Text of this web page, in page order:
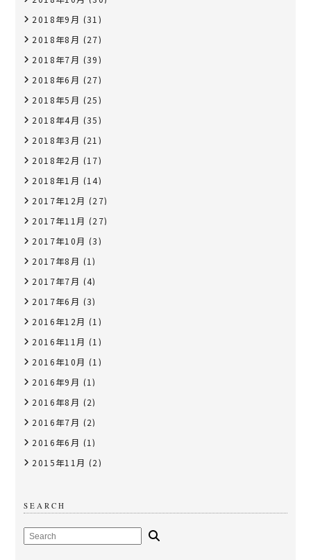
2018年9月 (31)
2018年8月 (27)
2018年7月 (39)
2018年6月 (27)
2018年5月 (25)
2018年4月 (35)
2018年3月 (21)
2018年2月 (17)
2018年1月 (14)
2017年12月 (27)
2017年11月 (27)
2017年10月 (3)
2017年8月 (1)
2017年7月 (4)
2017年6月 (3)
2016年12月 (1)
2016年11月 (1)
2016年10月 (1)
2016年9月 (1)
2016年8月 (2)
2016年7月 (2)
2016年6月 (1)
2015年11月 (2)
SEARCH